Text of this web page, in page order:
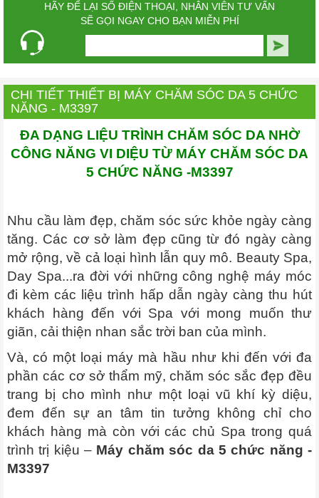
HÃY ĐỂ LẠI SỐ ĐIỆN THOẠI, NHÂN VIÊN TƯ VẤN
SẼ GỌI NGAY CHO BẠN MIỄN PHÍ
CHI TIẾT THIẾT BỊ MÁY CHĂM SÓC DA 5 CHỨC
NĂNG - M3397
ĐA DẠNG LIỆU TRÌNH CHĂM SÓC DA NHỜ
CÔNG NĂNG VI DIỆU TỪ MÁY CHĂM SÓC DA
5 CHỨC NĂNG -M3397
Nhu cầu làm đẹp, chăm sóc sức khỏe ngày càng
tăng. Các cơ sở làm đẹp cũng từ đó ngày càng
mở rộng, về cả loại hình lẫn quy mô. Beauty Spa,
Day Spa...ra đời với những công nghệ máy móc
đi kèm các liệu trình hấp dẫn ngày càng thu hút
khách hàng đến với Spa với mong muốn thư
giãn, cải thiện nhan sắc trời ban của mình.
Và, có một loại máy mà hầu như khi đến với đa
phần các cơ sở thẩm mỹ, chăm sóc sắc đẹp đều
trang bị cho mình như một loại vũ khí kỳ diệu,
đem đến sự an tâm tin tưởng không chỉ cho
khách hàng mà còn với các chủ Spa trong quá
trình trị kiệu – Máy chăm sóc da 5 chức năng -
M3397